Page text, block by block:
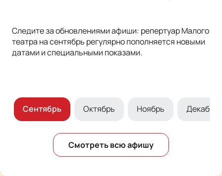
Следите за обновлениями афиши: репертуар Малого
театра на сентябрь регулярно пополняется новыми
датами и специальными показами.
Сентябрь Октябрь Ноябрь Декабрь
Смотреть всю афишу